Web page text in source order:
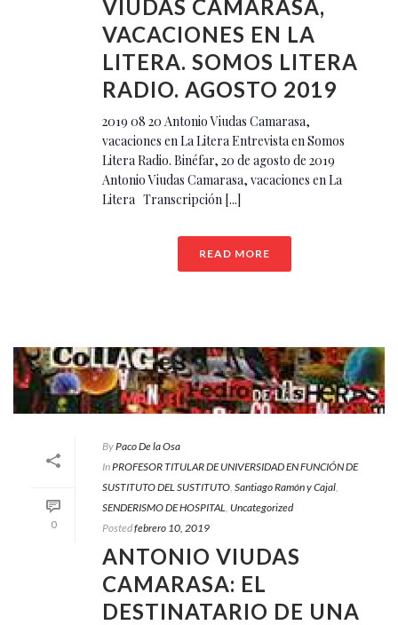
VIUDAS CAMARASA,
VACACIONES EN LA
LITERA. SOMOS LITERA
RADIO. AGOSTO 2019
2019 08 20 Antonio Viudas Camarasa,
vacaciones en La Litera Entrevista en Somos
Litera Radio. Binéfar, 20 de agosto de 2019
Antonio Viudas Camarasa, vacaciones en La
Litera Transcripción [...]
READ MORE
0
ByPaco De la Osa
InPROFESOR TITULAR DE UNIVERSIDAD EN FUNCIÓN DE
SUSTITUTO DEL SUSTITUTO, Santiago Ramón y Cajal,
SENDERISMO DE HOSPITAL, Uncategorized
Postedfebrero 10, 2019
ANTONIO VIUDAS
CAMARASA: EL
DESTINATARIO DE UNA